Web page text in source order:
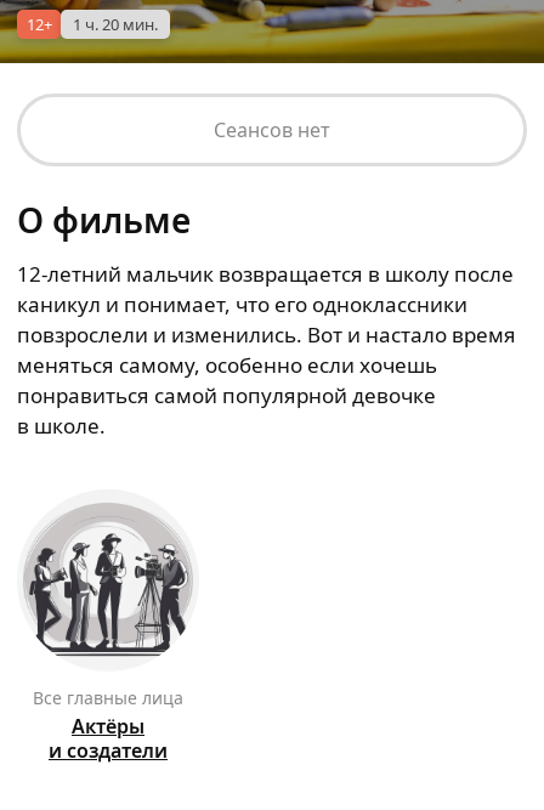
12+ 1 ч. 20 мин.
Сеансов нет
О фильме
12-летний мальчик возвращается в школу после
каникул и понимает, что его одноклассники
повзрослели и изменились. Вот и настало время
меняться самому, особенно если хочешь
понравиться самой популярной девочке
в школе.
Все главные лица
Актёры
и создатели